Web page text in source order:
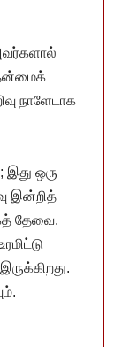
நாளேடாக
இது ஒரு
இன்றித்
தேவை.